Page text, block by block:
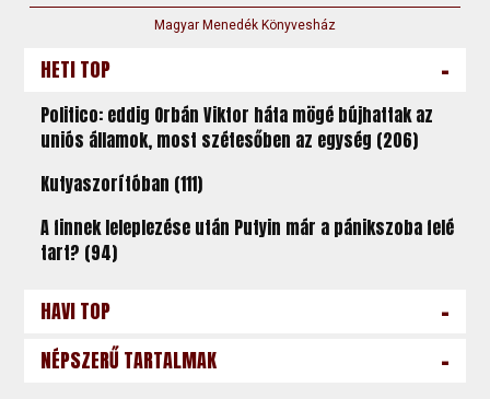
Magyar Menedék Könyvesház
HETI TOP -
Politico: eddig Orbán Viktor háta mögé bújhattak az
uniós államok, most szétesőben az egység (206)
Kutyaszorítóban (111)
A finnek leleplezése után Putyin már a pánikszoba felé
tart? (94)
HAVI TOP -
NÉPSZERŰ TARTALMAK -